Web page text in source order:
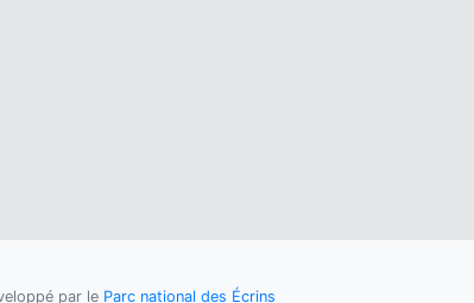
par le Parc national des Écrins